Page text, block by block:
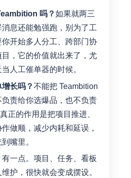
吗？如果就两三
息还能勉强跑，别为了工
开始多人分工、跨部门协
，它的价值就出来了，尤
人工催单器的时候。
长吗？不能把 Teambition
责给你选爆品，也不负责
正的作用是把项目推进、
做顺，减少内耗和延误，
嘴里。
有一点。项目、任务、看板
护，很快就会变成摆设。